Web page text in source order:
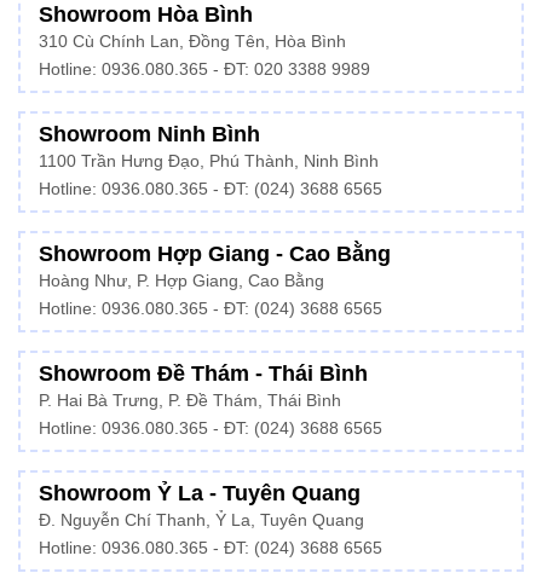
Showroom Hòa Bình
310 Cù Chính Lan, Đồng Tên, Hòa Bình
Hotline: 0936.080.365 - ĐT: 020 3388 9989
Showroom Ninh Bình
1100 Trần Hưng Đạo, Phú Thành, Ninh Bình
Hotline: 0936.080.365 - ĐT: (024) 3688 6565
Showroom Hợp Giang - Cao Bằng
Hoàng Như, P. Hợp Giang, Cao Bằng
Hotline: 0936.080.365 - ĐT: (024) 3688 6565
Showroom Đề Thám - Thái Bình
P. Hai Bà Trưng, P. Đề Thám, Thái Bình
Hotline: 0936.080.365 - ĐT: (024) 3688 6565
Showroom Ỷ La - Tuyên Quang
Đ. Nguyễn Chí Thanh, Ỷ La, Tuyên Quang
Hotline: 0936.080.365 - ĐT: (024) 3688 6565